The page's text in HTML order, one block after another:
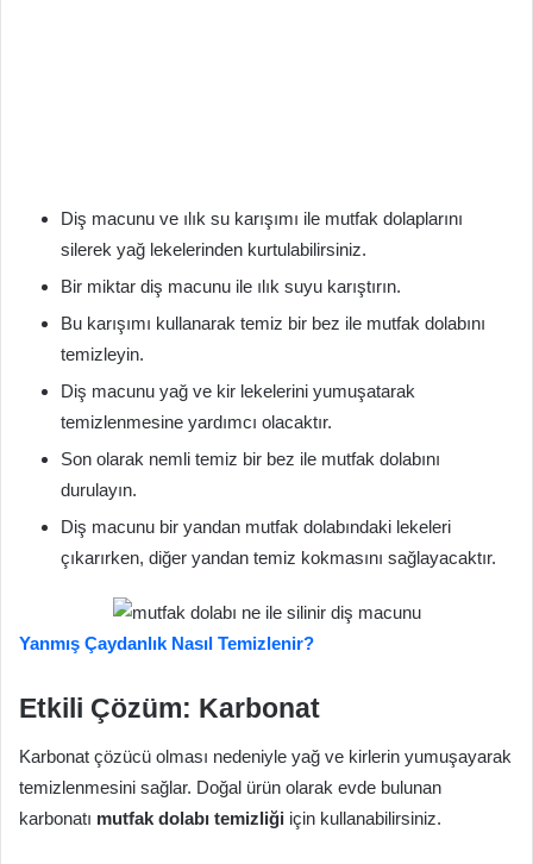
Diş macunu ve ılık su karışımı ile mutfak dolaplarını
silerek yağ lekelerinden kurtulabilirsiniz.
Bir miktar diş macunu ile ılık suyu karıştırın.
Bu karışımı kullanarak temiz bir bez ile mutfak dolabını
temizleyin.
Diş macunu yağ ve kir lekelerini yumuşatarak
temizlenmesine yardımcı olacaktır.
Son olarak nemli temiz bir bez ile mutfak dolabını
durulayın.
Diş macunu bir yandan mutfak dolabındaki lekeleri
çıkarırken, diğer yandan temiz kokmasını sağlayacaktır.
Yanmış Çaydanlık Nasıl Temizlenir?
Etkili Çözüm: Karbonat
Karbonat çözücü olması nedeniyle yağ ve kirlerin yumuşayarak
temizlenmesini sağlar. Doğal ürün olarak evde bulunan
karbonatı mutfak dolabı temizliği için kullanabilirsiniz.